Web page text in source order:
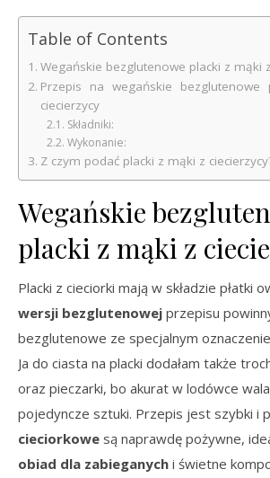
Table of Contents
Wegańskie bezglutenowe placki z mąki
Przepis na wegańskie
ciecierzycy
Składniki:
Wykonanie:
Z czym podać placki z mąki z
Wegańskie
placki z mąki z
Placki z cieciorki mają w składzie płatki
wersji bezglutenowej przepisu
bezglutenowe ze specjalnym
Ja do ciasta na placki dodałam także
oraz pieczarki, bo akurat w lodówce
pojedyncze sztuki. Przepis jest szybki i
cieciorkowe są naprawdę pożywne,
obiad dla zabieganych i świetne